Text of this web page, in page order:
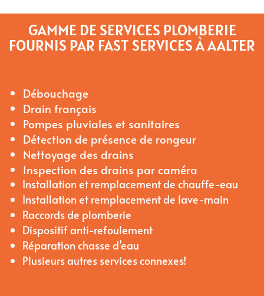
GAMME DE SERVICES PLOMBERIE
FOURNIS PAR FAST SERVICES À AALTER
Débouchage
Drain français
Pompes pluviales et sanitaires
Détection de présence de rongeur
Nettoyage des drains
Inspection des drains par caméra
Installation et remplacement de chauffe-eau
Installation et remplacement de lave-main
Raccords de plomberie
Dispositif anti-refoulement
Réparation chasse d’eau
Plusieurs autres services connexes!